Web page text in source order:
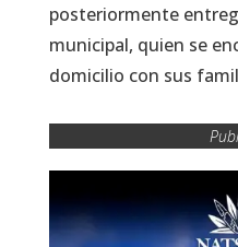
posteriormente
municipal, quien se
domicilio con sus